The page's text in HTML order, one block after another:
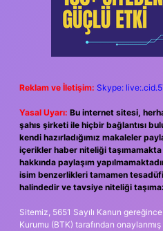
Reklam ve İletişim: Skype:
Yasal Uyarı: Bu internet sitesi,
şahıs şirketi ile hiçbir bağlantısı
kendi hazırladığımız makaleler
içerikler haber niteliği
hakkında paylaşım
isim benzerlikleri tamamen
halindedir ve tavsiye niteliği
Sitemiz, 5651 Sayılı Kanun
Kurumu (BTK) tarafından